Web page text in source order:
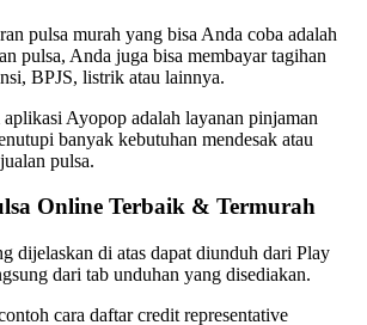
pulsa murah yang bisa Anda coba adalah
pulsa, Anda juga bisa membayar tagihan
BPJS, listrik atau lainnya.
Ayopop adalah layanan pinjaman
banyak kebutuhan mendesak atau
pulsa.
Online Terbaik & Termurah
dijelaskan di atas dapat diunduh dari Play
dari tab unduhan yang disediakan.
cara daftar credit representative